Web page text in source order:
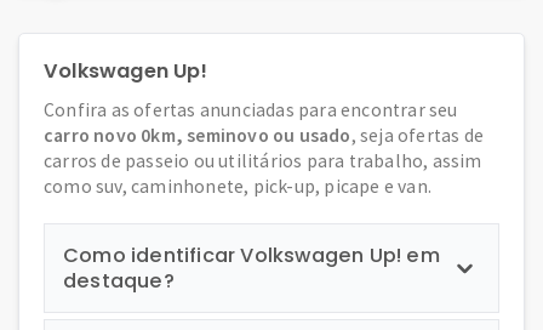
Volkswagen Up!
Confira as ofertas anunciadas para encontrar seu
carro novo 0km, seminovo ou usado, seja ofertas de
carros de passeio ou utilitários para trabalho, assim
como suv, caminhonete, pick-up, picape e van.
Como identificar Volkswagen Up! em
destaque?